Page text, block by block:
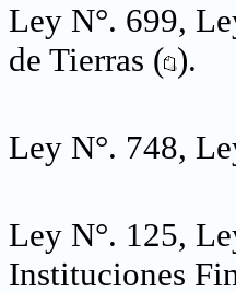
Ley N°. 699,
de Tierras ( ).
Ley N°. 748,
Ley N°. 125,
Instituciones